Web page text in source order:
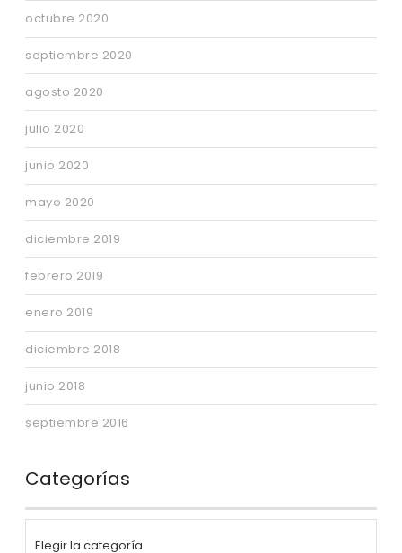
octubre 2020
septiembre 2020
agosto 2020
julio 2020
junio 2020
mayo 2020
diciembre 2019
febrero 2019
enero 2019
diciembre 2018
junio 2018
septiembre 2016
Categorías